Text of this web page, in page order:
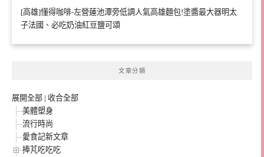
[高雄]懂得咖啡-左營蓮池潭旁低調人氣高雄麵包!塗醬最大器明太
子法國、必吃奶油紅豆鹽可頌
文章分類
展開全部 | 收合全部
美體塑身
流行時尚
愛食記新文章
捧芃吃吃吃